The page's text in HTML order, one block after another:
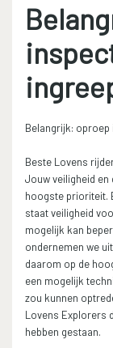
Belangrijk:
Beste Lovens
Jouw veiligheid
hoogste prioriteit.
staat veiligheid
mogelijk kan
ondernemen we
daarom op de
een mogelijk
zou kunnen
Lovens Explorers
hebben gestaan.